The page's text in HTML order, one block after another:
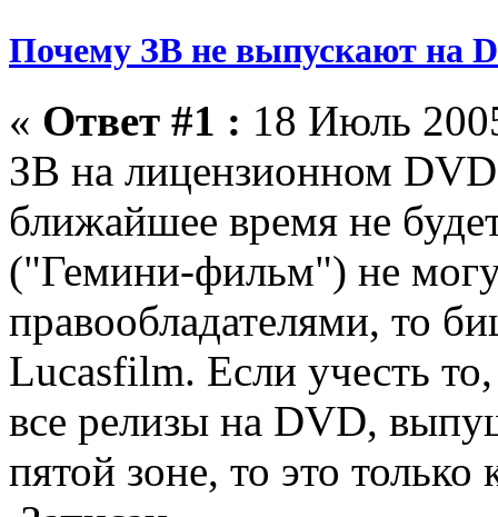
Почему ЗВ не выпускают на
« Ответ #1 : 18 Июль
ЗВ на лицензионном
ближайшее время не
("Гемини-фильм") не
правообладателями, то
Lucasfilm. Если учесть
все релизы на DVD,
пятой зоне, то это